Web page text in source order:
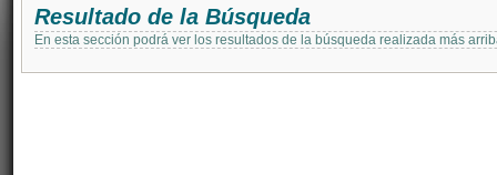
Resultado de la Búsqueda
En esta sección podrá ver los resultados de la búsqueda realizada más